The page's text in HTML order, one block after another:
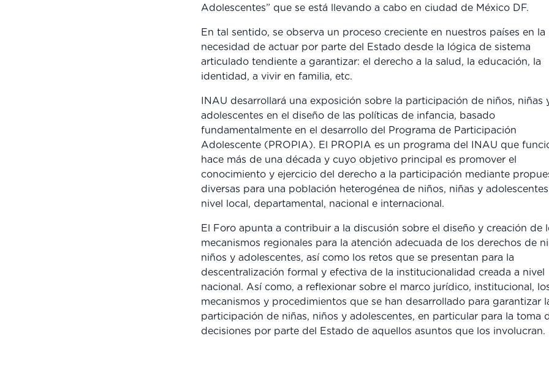
Adolescentes” que se está llevando a cabo en ciudad de México DF.
En tal sentido, se observa un proceso creciente en nuestros países en la
necesidad de actuar por parte del Estado desde la lógica de sistema
articulado tendiente a garantizar: el derecho a la salud, la educación, la
identidad, a vivir en familia, etc.
INAU desarrollará una exposición sobre la participación de niños, niñas
adolescentes en el diseño de las políticas de infancia, basado
fundamentalmente en el desarrollo del Programa de Participación
Adolescente (PROPIA). El PROPIA es un programa del INAU que
hace más de una década y cuyo objetivo principal es promover el
conocimiento y ejercicio del derecho a la participación mediante
diversas para una población heterogénea de niños, niñas y
nivel local, departamental, nacional e internacional.
El Foro apunta a contribuir a la discusión sobre el diseño y creación de
mecanismos regionales para la atención adecuada de los derechos de
niños y adolescentes, así como los retos que se presentan para la
descentralización formal y efectiva de la institucionalidad creada a nivel
nacional. Así como, a reflexionar sobre el marco jurídico, institucional,
mecanismos y procedimientos que se han desarrollado para garantizar
participación de niñas, niños y adolescentes, en particular para la toma
decisiones por parte del Estado de aquellos asuntos que los involucran.